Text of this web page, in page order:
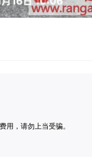
用，请勿上当受骗。